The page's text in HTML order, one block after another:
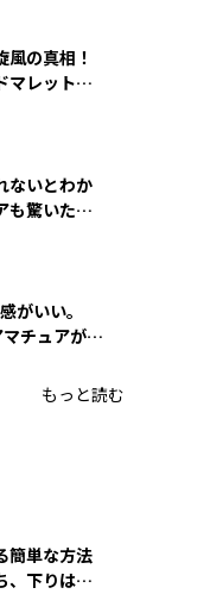
の真相！
マレットが
ないとわか
も驚いた
がいい。
チュアが選
もっと読む
簡単な方法
下りは短